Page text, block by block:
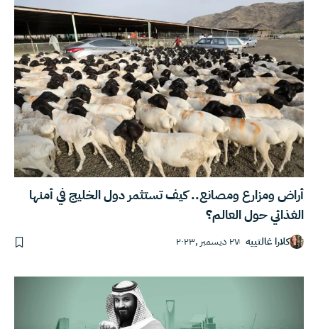
أراض ومزارع ومصانع.. كيف تستثمر دول الخليج في أمنها
الغذائي حول العالم؟
كلارا غالتييه ٢٧ ديسمبر ,٢٠٢٣